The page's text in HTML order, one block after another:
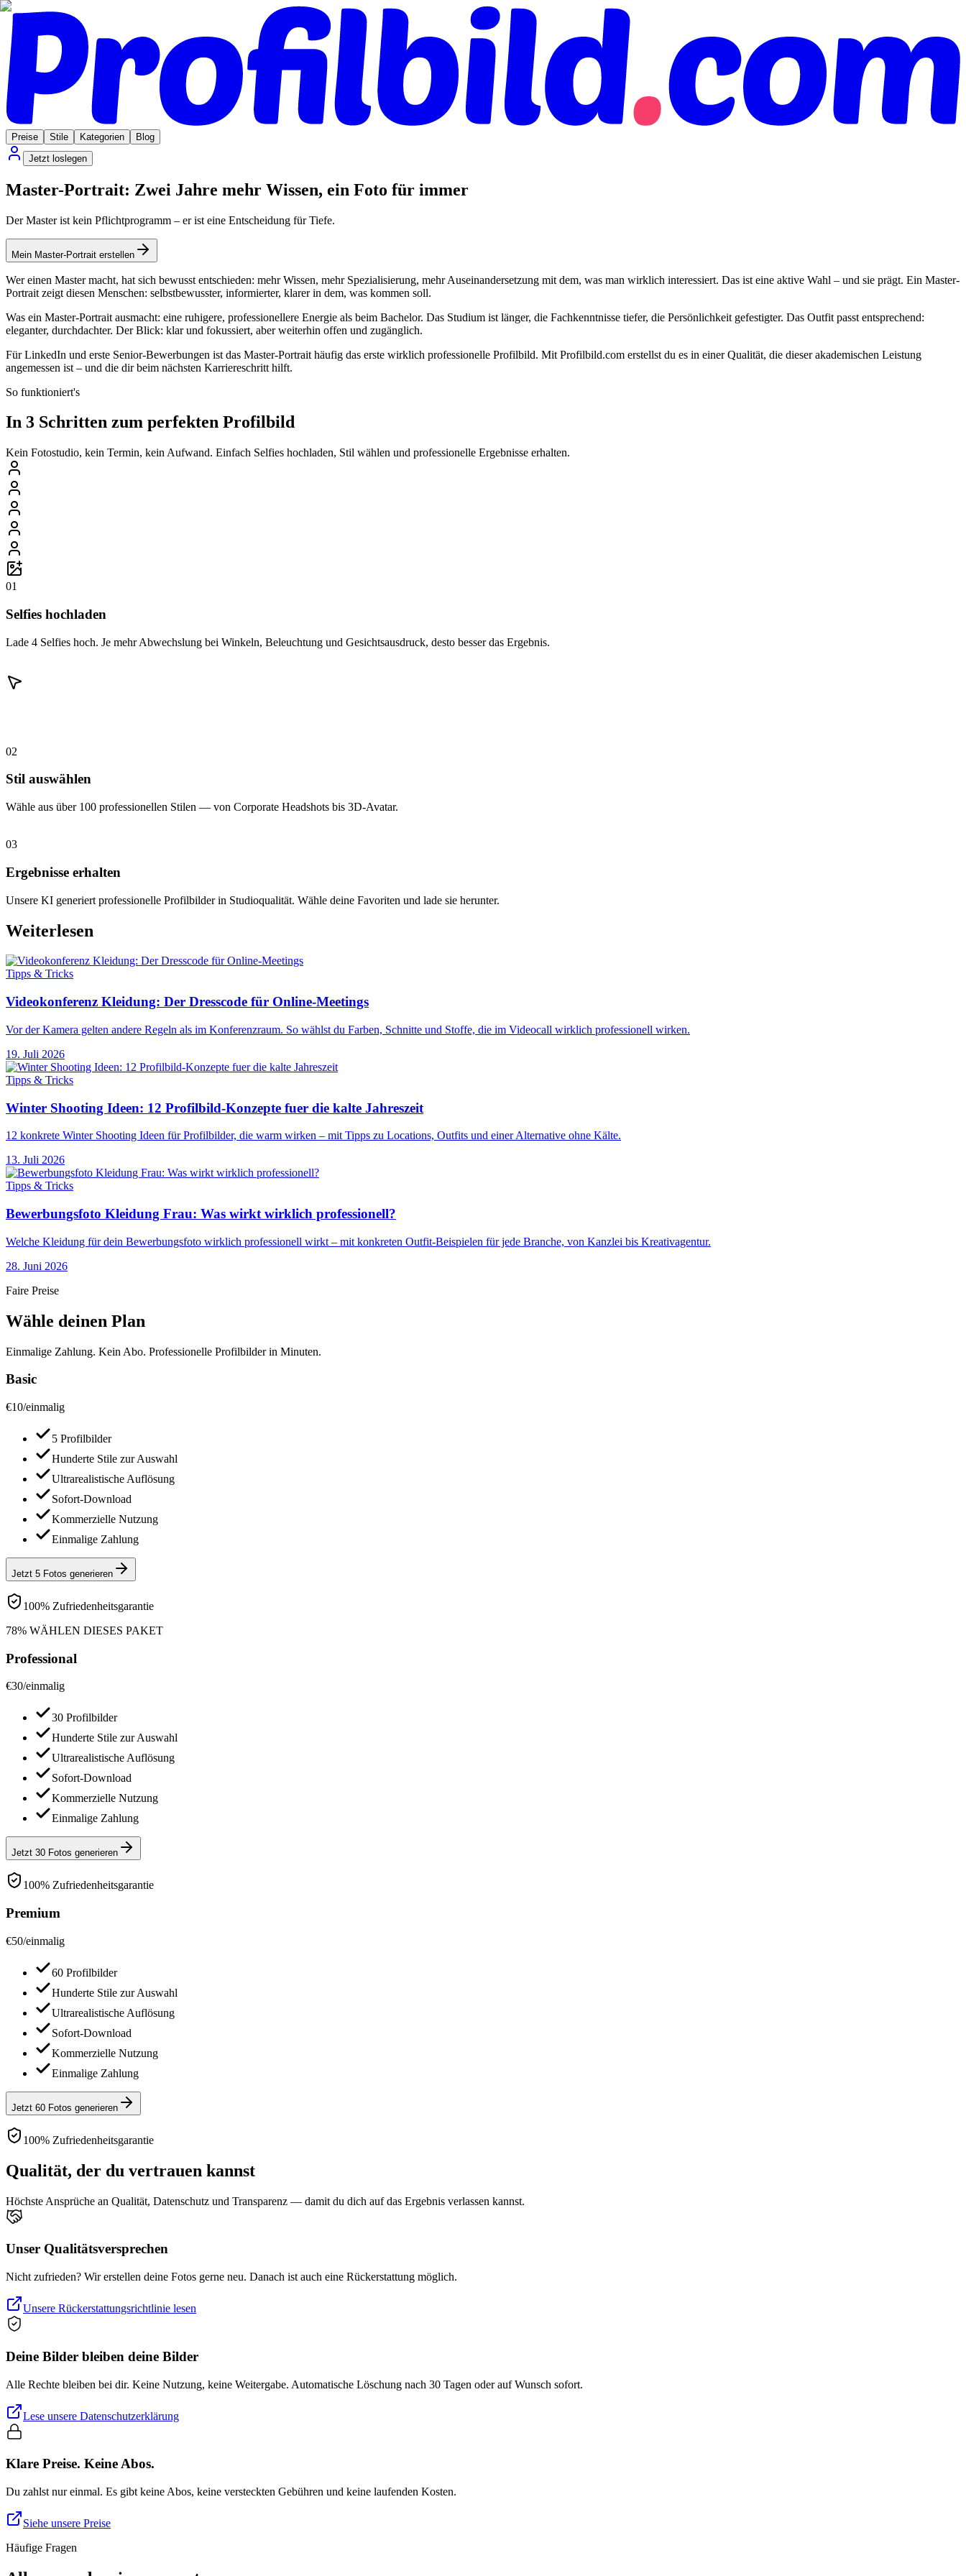
Preise Stile Kategorien
Blog
Jetzt loslegen
Master-Portrait: Zwei Jahre mehr Wissen, ein Foto für immer
Der Master ist kein Pflichtprogramm – er ist eine Entscheidung für Tiefe.
Mein Master-Portrait erstellen
Wer einen Master macht, hat sich bewusst entschieden: mehr Wissen, mehr Spezialisierung, mehr Auseinandersetzung mit dem, was man wirklich interessiert. Das ist eine aktive Wahl – und sie prägt. Ein Master-
Portrait zeigt diesen Menschen: selbstbewusster, informierter, klarer in dem, was kommen soll.
Was ein Master-Portrait ausmacht: eine ruhigere, professionellere Energie als beim Bachelor. Das Studium ist länger, die Fachkenntnisse tiefer, die Persönlichkeit gefestigter. Das Outfit passt entsprechend:
eleganter, durchdachter. Der Blick: klar und fokussiert, aber weiterhin offen und zugänglich.
Für LinkedIn und erste Senior-Bewerbungen ist das Master-Portrait häufig das erste wirklich professionelle Profilbild. Mit Profilbild.com erstellst du es in einer Qualität, die dieser akademischen Leistung
angemessen ist – und die dir beim nächsten Karriereschritt hilft.
So funktioniert's
In 3 Schritten zum perfekten Profilbild
Kein Fotostudio, kein Termin, kein Aufwand. Einfach Selfies hochladen, Stil wählen und professionelle Ergebnisse erhalten.
01
Selfies hochladen
Lade 4 Selfies hoch. Je mehr Abwechslung bei Winkeln, Beleuchtung und Gesichtsausdruck, desto besser das Ergebnis.
02
Stil auswählen
Wähle aus über 100 professionellen Stilen — von Corporate Headshots bis 3D-Avatar.
03
Ergebnisse erhalten
Unsere KI generiert professionelle Profilbilder in Studioqualität. Wähle deine Favoriten und lade sie herunter.
Weiterlesen
Tipps & Tricks
Videokonferenz Kleidung: Der Dresscode für Online-Meetings
Vor der Kamera gelten andere Regeln als im Konferenzraum. So wählst du Farben, Schnitte und Stoffe, die im Videocall wirklich professionell wirken.
19. Juli 2026
Tipps & Tricks
Winter Shooting Ideen: 12 Profilbild-Konzepte fuer die kalte Jahreszeit
12 konkrete Winter Shooting Ideen für Profilbilder, die warm wirken – mit Tipps zu Locations, Outfits und einer Alternative ohne Kälte.
13. Juli 2026
Tipps & Tricks
Bewerbungsfoto Kleidung Frau: Was wirkt wirklich professionell?
Welche Kleidung für dein Bewerbungsfoto wirklich professionell wirkt – mit konkreten Outfit-Beispielen für jede Branche, von Kanzlei bis Kreativagentur.
28. Juni 2026
Faire Preise
Wähle deinen Plan
Einmalige Zahlung. Kein Abo. Professionelle Profilbilder in Minuten.
Basic
€10/einmalig
5 Profilbilder
Hunderte Stile zur Auswahl
Ultrarealistische Auflösung
Sofort-Download
Kommerzielle Nutzung
Einmalige Zahlung
Jetzt 5 Fotos generieren
100% Zufriedenheitsgarantie
78% WÄHLEN DIESES PAKET
Professional
€30/einmalig
30 Profilbilder
Hunderte Stile zur Auswahl
Ultrarealistische Auflösung
Sofort-Download
Kommerzielle Nutzung
Einmalige Zahlung
Jetzt 30 Fotos generieren
100% Zufriedenheitsgarantie
Premium
€50/einmalig
60 Profilbilder
Hunderte Stile zur Auswahl
Ultrarealistische Auflösung
Sofort-Download
Kommerzielle Nutzung
Einmalige Zahlung
Jetzt 60 Fotos generieren
100% Zufriedenheitsgarantie
Qualität, der du vertrauen kannst
Höchste Ansprüche an Qualität, Datenschutz und Transparenz — damit du dich auf das Ergebnis verlassen kannst.
Unser Qualitätsversprechen
Nicht zufrieden? Wir erstellen deine Fotos gerne neu. Danach ist auch eine Rückerstattung möglich.
Unsere Rückerstattungsrichtlinie lesen
Deine Bilder bleiben deine Bilder
Alle Rechte bleiben bei dir. Keine Nutzung, keine Weitergabe. Automatische Löschung nach 30 Tagen oder auf Wunsch sofort.
Lese unsere Datenschutzerklärung
Klare Preise. Keine Abos.
Du zahlst nur einmal. Es gibt keine Abos, keine versteckten Gebühren und keine laufenden Kosten.
Siehe unsere Preise
Häufige Fragen